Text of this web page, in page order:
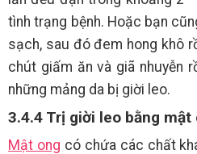
tình trạng bệnh. Hoặc bạn
sạch, sau đó đem hong khô
chút giấm ăn và giã nhuyễn
những mảng da bị giời leo.
3.4.4 Trị giời leo bằng mật
Mật ong có chứa các chất